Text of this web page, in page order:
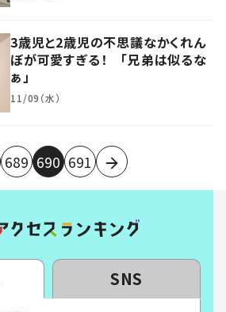
3歳児と2歳児の不思議なかくれん
ぼが可愛すぎる！ 「兄弟は似るな
ぁ」
11/09（水）
689 690 691
SNS